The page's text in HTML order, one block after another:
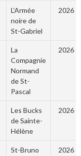
L’Armée
noire de
St-Gabriel
2026
La
Compagnie
Normand
de St-
Pascal
2026
Les Bucks
de Sainte-
Hélène
2026
St-Bruno 2026